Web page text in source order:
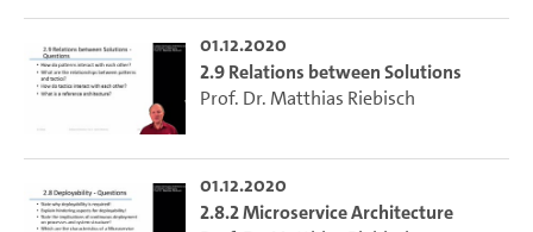
01.12.2020
2.9 Relations between Solutions
Prof. Dr. Matthias Riebisch
01.12.2020
2.8.2 Microservice Architecture